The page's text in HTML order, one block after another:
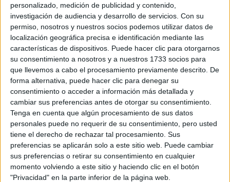
personalizado, medición de publicidad y contenido,
investigación de audiencia y desarrollo de servicios. Con su
permiso, nosotros y nuestros socios podemos utilizar datos de
localización geográfica precisa e identificación mediante las
características de dispositivos. Puede hacer clic para otorgarnos
su consentimiento a nosotros y a nuestros 1733 socios para
que llevemos a cabo el procesamiento previamente descrito. De
forma alternativa, puede hacer clic para denegar su
consentimiento o acceder a información más detallada y
cambiar sus preferencias antes de otorgar su consentimiento.
Tenga en cuenta que algún procesamiento de sus datos
personales puede no requerir de su consentimiento, pero usted
tiene el derecho de rechazar tal procesamiento. Sus
preferencias se aplicarán solo a este sitio web. Puede cambiar
sus preferencias o retirar su consentimiento en cualquier
momento volviendo a este sitio y haciendo clic en el botón
"Privacidad" en la parte inferior de la página web.
Sin embargo, en más de una ocasión habló de su
experiencia relacionada a las redes y la salud
mental. “Pasé por períodos de ansiedad muy graves. En
una ocasión eso se convirtió en estrés,el cual me llevó a
un ataque al corazón.Desde entonces he estado
lidiando con eso. Estuve deprimida durante años. Fue
horrible, ya no quería estar viva y casi pierdo la vida.
Demasiadas personas eligen el suicidio por encima de su
mejora porque la conciencia de la salud mental no está
donde debería estar. Deben buscar formas de mejorar su
estado de salud mental para ayudarse a sí mismos y a los
demás”, relató en una ocasión en uno de sus mensajes en
redes.